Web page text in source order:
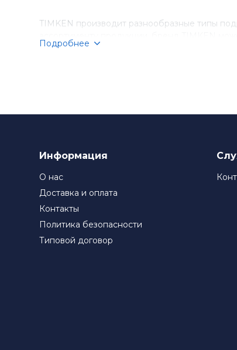
TIMKEN производит разнообразные типы
Подробнее
Информация
О нас
Доставка и оплата
Контакты
Политика безопасности
Типовой договор